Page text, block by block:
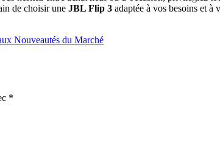
de choisir une JBL Flip 3 adaptée à vos besoins et à
Nouveautés du Marché
*